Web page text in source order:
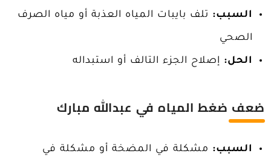
السبب: تلف بايبات المياه العذبة أو مياه الصرف
الصحي
الحل: إصلاح الجزء التالف أو استبداله
ضعف ضغط المياه في عبدالله مبارك
السبب: مشكلة في المضخة أو مشكلة في